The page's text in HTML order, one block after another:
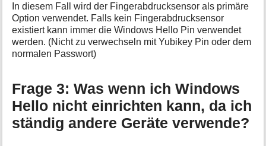
In diesem Fall wird der Fingerabdrucksensor als primäre
Option verwendet. Falls kein Fingerabdrucksensor
existiert kann immer die Windows Hello Pin verwendet
werden. (Nicht zu verwechseln mit Yubikey Pin oder dem
normalen Passwort)
Frage 3: Was wenn ich Windows
Hello nicht einrichten kann, da ich
ständig andere Geräte verwende?